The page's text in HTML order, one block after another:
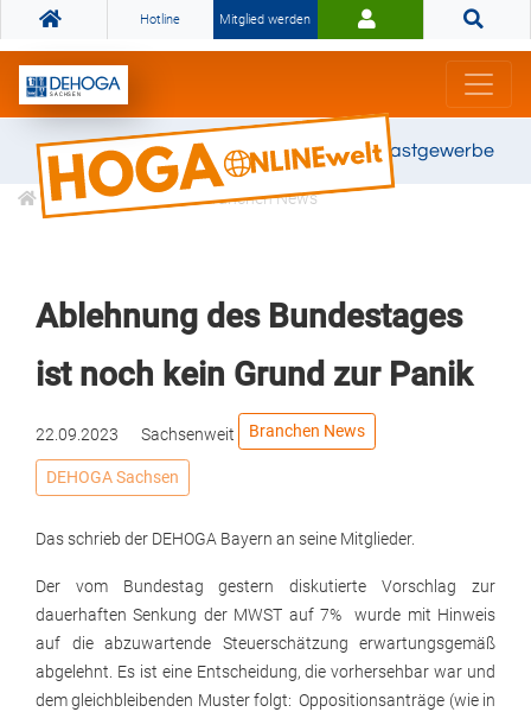
Hotline Mitglied werden
Gemeinsam stark für das Gastgewerbe
Informationen Branchen News
Ablehnung des Bundestages
ist noch kein Grund zur Panik
22.09.2023 Sachsenweit Branchen News
DEHOGA Sachsen
Das schrieb der DEHOGA Bayern an seine Mitglieder.
Der vom Bundestag gestern diskutierte Vorschlag zur
dauerhaften Senkung der MWST auf 7% wurde mit Hinweis
auf die abzuwartende Steuerschätzung erwartungsgemäß
abgelehnt. Es ist eine Entscheidung, die vorhersehbar war und
dem gleichbleibenden Muster folgt: Oppositionsanträge (wie in